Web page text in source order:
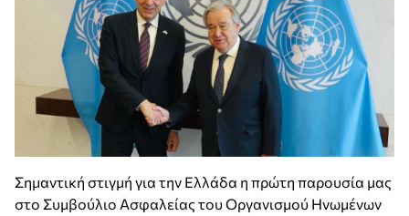
Σημαντική στιγμή για την Ελλάδα η πρώτη παρουσία μας
στο Συμβούλιο Ασφαλείας του Οργανισμού Ηνωμένων